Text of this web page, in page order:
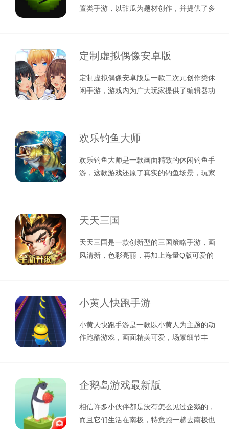
置类手游，以甜瓜为题材创作，并提供了多
定制虚拟偶像安卓版
定制虚拟偶像安卓版是一款二次元创作类休
闲手游，游戏内为广大玩家提供了编辑器功
欢乐钓鱼大师
欢乐钓鱼大师是一款画面精致的休闲钓鱼手
游，这款游戏还原了真实的钓鱼场景，玩家
天天三国
天天三国是一款创新型的三国策略手游，画
风清新，色彩亮丽，再加上海量Q版可爱的
小黄人快跑手游
小黄人快跑手游是一款以小黄人为主题的动
作跑酷游戏，画面精美可爱，场景细节丰
企鹅岛游戏最新版
相信许多小伙伴都是没有怎么见过企鹅的，
而且它们生活在南极，特意跑一趟去南极也